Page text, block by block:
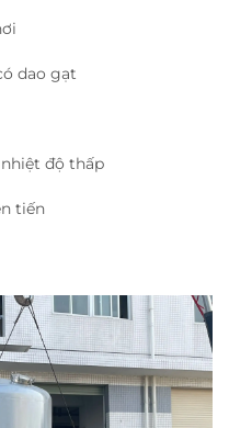
dao gạt
độ thấp
tiến